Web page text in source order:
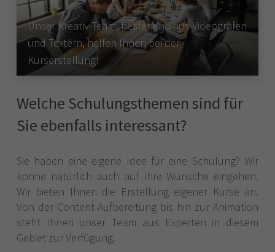
Unser Kreativ-Team, bestehend aus Videografen
und Textern, helfen Ihnen bei der
Kurserstellung!
Welche Schulungsthemen sind für
Sie ebenfalls interessant?
Sie haben eine eigene Idee für eine Schulung? Wir
könne natürlich auch auf Ihre Wünsche eingehen.
Wir bieten Ihnen die Erstellung eigener Kurse an.
Von der Content-Aufbereitung bis hin zur Animation
steht Ihnen unser Team aus Experten in diesem
Gebiet zur Verfügung.